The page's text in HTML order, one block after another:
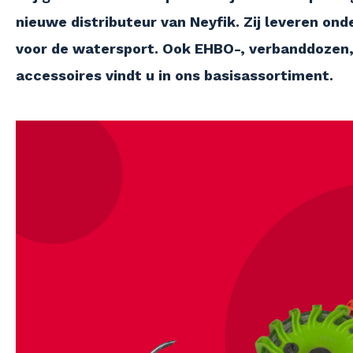
nieuwe distributeur van Neyfik. Zij leveren
voor de watersport. Ook EHBO-,
accessoires vindt u in ons basisassortiment.